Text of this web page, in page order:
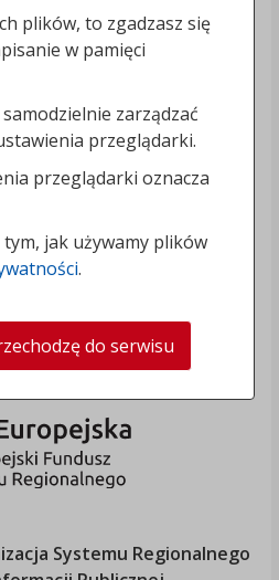
Systemu Regionalnego
plików, to zgadzasz się
w pamięci
zarządzać
przeglądarki.
przeglądarki oznacza
jak używamy plików
.
do serwisu